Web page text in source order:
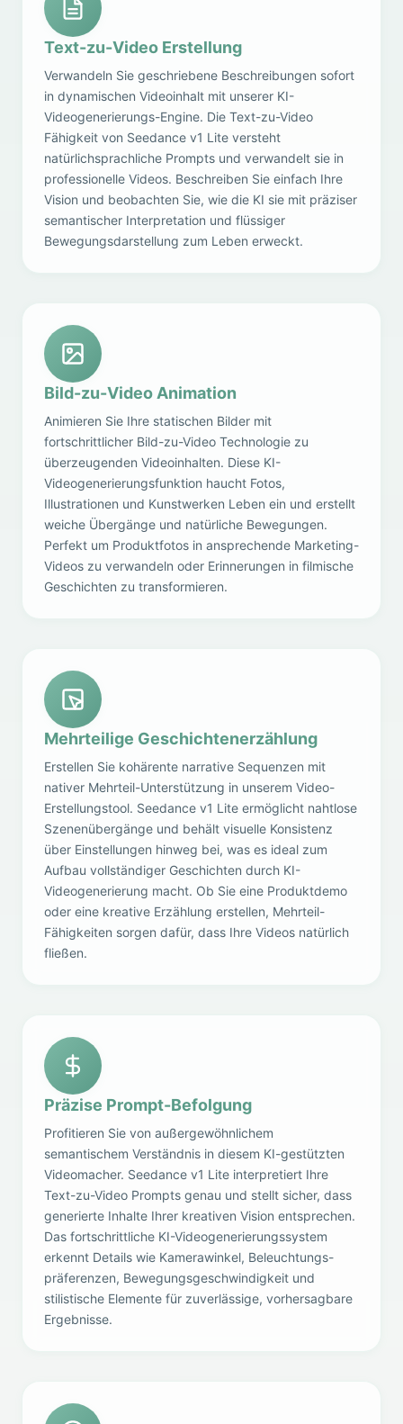
Text-zu-Video Erstellung
Verwandeln Sie geschriebene Beschreibungen sofort
in dynamischen Videoinhalt mit unserer KI-
Videogenerierungs-Engine. Die Text-zu-Video
Fähigkeit von Seedance v1 Lite versteht
natürlichsprachliche Prompts und verwandelt sie in
professionelle Videos. Beschreiben Sie einfach Ihre
Vision und beobachten Sie, wie die KI sie mit präziser
semantischer Interpretation und flüssiger
Bewegungsdarstellung zum Leben erweckt.
Bild-zu-Video Animation
Animieren Sie Ihre statischen Bilder mit
fortschrittlicher Bild-zu-Video Technologie zu
überzeugenden Videoinhalten. Diese KI-
Videogenerierungsfunktion haucht Fotos,
Illustrationen und Kunstwerken Leben ein und erstellt
weiche Übergänge und natürliche Bewegungen.
Perfekt um Produktfotos in ansprechende Marketing-
Videos zu verwandeln oder Erinnerungen in filmische
Geschichten zu transformieren.
Mehrteilige Geschichtenerzählung
Erstellen Sie kohärente narrative Sequenzen mit
nativer Mehrteil-Unterstützung in unserem Video-
Erstellungstool. Seedance v1 Lite ermöglicht nahtlose
Szenenübergänge und behält visuelle Konsistenz
über Einstellungen hinweg bei, was es ideal zum
Aufbau vollständiger Geschichten durch KI-
Videogenerierung macht. Ob Sie eine Produktdemo
oder eine kreative Erzählung erstellen, Mehrteil-
Fähigkeiten sorgen dafür, dass Ihre Videos natürlich
fließen.
Präzise Prompt-Befolgung
Profitieren Sie von außergewöhnlichem
semantischem Verständnis in diesem KI-gestützten
Videomacher. Seedance v1 Lite interpretiert Ihre
Text-zu-Video Prompts genau und stellt sicher, dass
generierte Inhalte Ihrer kreativen Vision entsprechen.
Das fortschrittliche KI-Videogenerierungssystem
erkennt Details wie Kamerawinkel, Beleuchtungs-
präferenzen, Bewegungsgeschwindigkeit und
stilistische Elemente für zuverlässige, vorhersagbare
Ergebnisse.